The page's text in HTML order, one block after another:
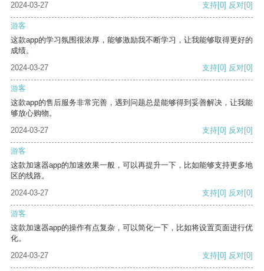
2024-03-27
支持[0] 反对[0]
游客
这款app的学习氛围很浓厚，能够激励我不断学习，让我能够取得更好的
成绩。
2024-03-27
支持[0] 反对[0]
游客
这款app的售后服务非常完善，遇到问题总是能够得到妥善解决，让我能
够放心购物。
2024-03-27
支持[0] 反对[0]
游客
这款加速器app的加速效果一般，可以再提升一下，比如能够支持更多地
区的线路。
2024-03-27
支持[0] 反对[0]
游客
这款加速器app的操作有点复杂，可以简化一下，比如将设置页面进行优
化。
2024-03-27
支持[0] 反对[0]